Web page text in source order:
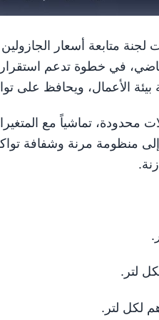
في خطوة تدعم
بيئة الأعمال، ويحافظ على
محدودة، تماشياً مع
إلى منظومة مرنة وشفافة